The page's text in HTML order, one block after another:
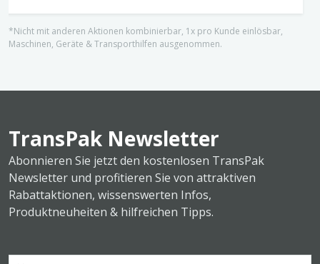
*Nicht mit anderen Aktionen kombinierbar, 1x pro Kunde einlösbar,
Maschinen, Geräte & Transporthilfen ausgenommen.
TransPak Newsletter
Abonnieren Sie jetzt den kostenlosen TransPak
Newsletter und profitieren Sie von attraktiven
Rabattaktionen, wissenswerten Infos,
Produktneuheiten & hilfreichen Tipps.